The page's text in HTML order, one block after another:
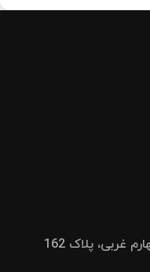
غربی، پلاک 162